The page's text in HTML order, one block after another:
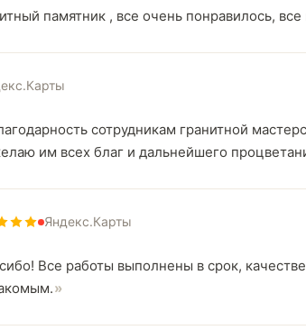
памятник , все очень понравилось, все
сотрудникам гранитной
им всех благ и дальнейшего
Яндекс.Карты
Все работы выполнены в срок,